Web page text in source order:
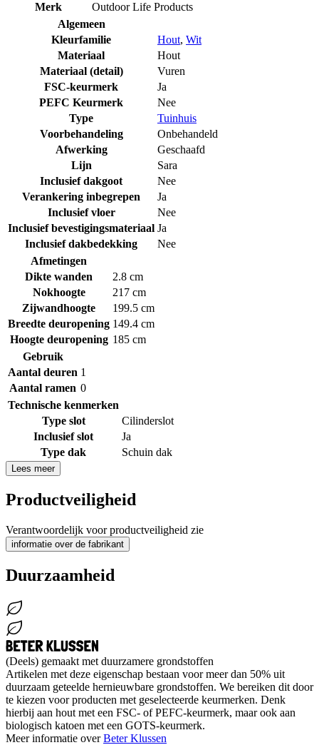
Merk
Outdoor Life Products
Algemeen
Kleurfamilie
Hout, Wit
Materiaal
Hout
Materiaal (detail)
Vuren
FSC-keurmerk
Ja
PEFC Keurmerk
Nee
Type
Tuinhuis
Voorbehandeling
Onbehandeld
Afwerking
Geschaafd
Lijn
Sara
Inclusief dakgoot
Nee
Verankering inbegrepen
Ja
Inclusief vloer
Nee
Inclusief bevestigingsmateriaal Ja
Inclusief dakbedekking
Nee
Afmetingen
Dikte wanden
2.8 cm
Nokhoogte
217 cm
Zijwandhoogte
199.5 cm
Breedte deuropening 149.4 cm
Hoogte deuropening 185 cm
Gebruik
Aantal deuren 1
Aantal ramen 0
Technische kenmerken
Type slot
Cilinderslot
Inclusief slot
Ja
Type dak
Schuin dak
Lees meer
Productveiligheid
Verantwoordelijk voor productveiligheid zie
informatie over de fabrikant
Duurzaamheid
(Deels) gemaakt met duurzamere grondstoffen
Artikelen met deze eigenschap bestaan voor meer dan 50% uit
duurzaam geteelde hernieuwbare grondstoffen. We bereiken dit door
te kiezen voor producten met geselecteerde keurmerken. Denk
hierbij aan hout met een FSC- of PEFC-keurmerk, maar ook aan
biologisch katoen met een GOTS-keurmerk.
Meer informatie overBeter Klussen